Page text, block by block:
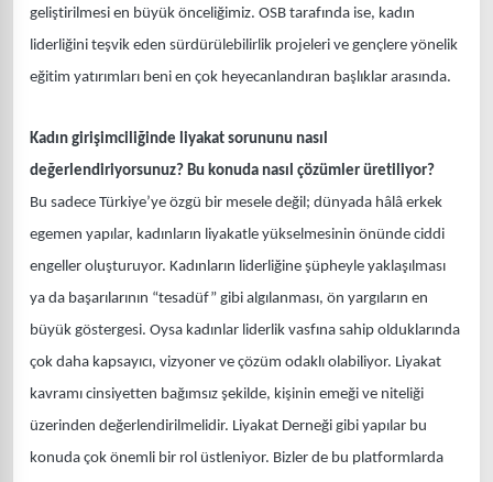
geliştirilmesi en büyük önceliğimiz. OSB tarafında ise, kadın
liderliğini teşvik eden sürdürülebilirlik projeleri ve gençlere yönelik
eğitim yatırımları beni en çok heyecanlandıran başlıklar arasında.
Kadın girişimciliğinde liyakat sorununu nasıl
değerlendiriyorsunuz? Bu konuda nasıl çözümler üretiliyor?
Bu sadece Türkiye’ye özgü bir mesele değil; dünyada hâlâ erkek
egemen yapılar, kadınların liyakatle yükselmesinin önünde ciddi
engeller oluşturuyor. Kadınların liderliğine şüpheyle yaklaşılması
ya da başarılarının “tesadüf” gibi algılanması, ön yargıların en
büyük göstergesi. Oysa kadınlar liderlik vasfına sahip olduklarında
çok daha kapsayıcı, vizyoner ve çözüm odaklı olabiliyor. Liyakat
kavramı cinsiyetten bağımsız şekilde, kişinin emeği ve niteliği
üzerinden değerlendirilmelidir. Liyakat Derneği gibi yapılar bu
konuda çok önemli bir rol üstleniyor. Bizler de bu platformlarda